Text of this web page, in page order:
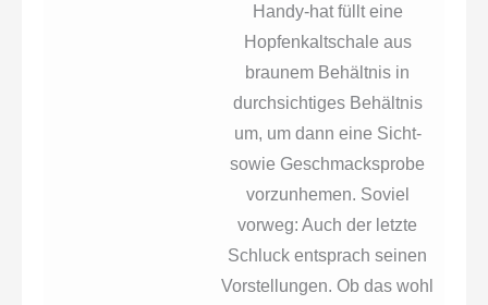
Handy-hat füllt eine
Hopfenkaltschale aus
braunem Behältnis in
durchsichtiges Behältnis
um, um dann eine Sicht-
sowie Geschmacksprobe
vorzunhemen. Soviel
vorweg: Auch der letzte
Schluck entsprach seinen
Vorstellungen. Ob das wohl